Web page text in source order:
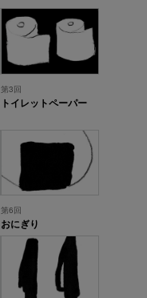
第3回
トイレットペーパー
第6回
おにぎり